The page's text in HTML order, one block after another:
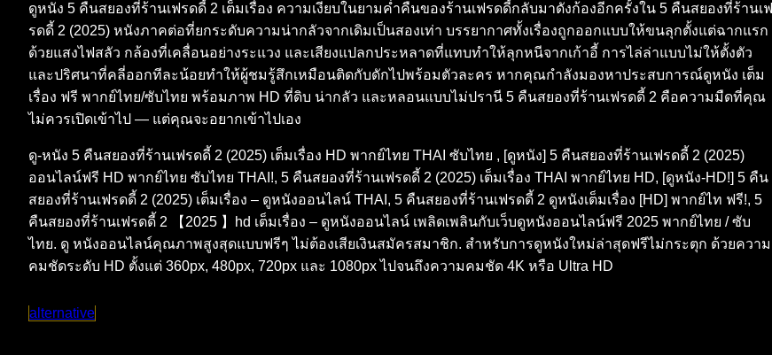
ดูหนัง 5 คืนสยองที่ร้านเฟรดดี้ 2 เต็มเรื่อง ความเงียบในยามค่ำคืนของร้านเฟรดดี้กลับมาดังก้องอีกครั้งใน 5 คืนสยองที่ร้านเฟ
รดดี้ 2 (2025) หนังภาคต่อที่ยกระดับความน่ากลัวจากเดิมเป็นสองเท่า บรรยากาศทั้งเรื่องถูกออกแบบให้ขนลุกตั้งแต่ฉากแรก
ด้วยแสงไฟสลัว กล้องที่เคลื่อนอย่างระแวง และเสียงแปลกประหลาดที่แทบทำให้ลุกหนีจากเก้าอี้ การไล่ล่าแบบไม่ให้ตั้งตัว
และปริศนาที่คลี่ออกทีละน้อยทำให้ผู้ชมรู้สึกเหมือนติดกับดักไปพร้อมตัวละคร หากคุณกำลังมองหาประสบการณ์ดูหนัง เต็ม
เรื่อง ฟรี พากย์ไทย/ซับไทย พร้อมภาพ HD ที่ดิบ น่ากลัว และหลอนแบบไม่ปรานี 5 คืนสยองที่ร้านเฟรดดี้ 2 คือความมืดที่คุณ
ไม่ควรเปิดเข้าไป — แต่คุณจะอยากเข้าไปเอง
ดู-หนัง 5 คืนสยองที่ร้านเฟรดดี้ 2 (2025) เต็มเรื่อง HD พากย์ไทย THAI ซับไทย , [ดูหนัง] 5 คืนสยองที่ร้านเฟรดดี้ 2 (2025)
ออนไลน์ฟรี HD พากย์ไทย ซับไทย THAI!, 5 คืนสยองที่ร้านเฟรดดี้ 2 (2025) เต็มเรื่อง THAI พากย์ไทย HD, [ดูหนัง-HD!] 5 คืน
สยองที่ร้านเฟรดดี้ 2 (2025) เต็มเรื่อง – ดูหนังออนไลน์ THAI, 5 คืนสยองที่ร้านเฟรดดี้ 2 ดูหนังเต็มเรื่อง [HD] พากย์ไท ฟรี!, 5
คืนสยองที่ร้านเฟรดดี้ 2 【2025 】hd เต็มเรื่อง – ดูหนังออนไลน์ เพลิดเพลินกับเว็บดูหนังออนไลน์ฟรี 2025 พากย์ไทย / ซับ
ไทย. ดู หนังออนไลน์คุณภาพสูงสุดแบบฟรีๆ ไม่ต้องเสียเงินสมัครสมาชิก. สำหรับการดูหนังใหม่ล่าสุดฟรีไม่กระตุก ด้วยความ
คมชัดระดับ HD ตั้งแต่ 360px, 480px, 720px และ 1080px ไปจนถึงความคมชัด 4K หรือ Ultra HD
alternative